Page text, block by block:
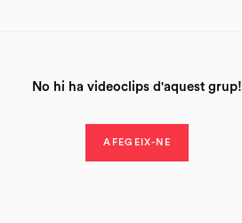
No hi ha videoclips d'aquest grup!
AFEGEIX-NE